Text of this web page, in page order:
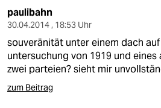
paulibahn
30.04.2014 , 18:53 Uhr
souveränität unter einem dach
untersuchung von 1919 und eines
zwei parteien? sieht mir
zum Beitrag